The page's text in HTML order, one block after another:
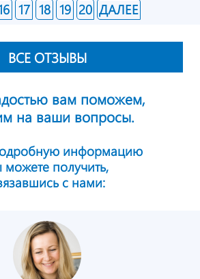
17 18 19 20 ДАЛЕЕ
ВСЕ ОТЗЫВЫ
вам поможем,
на ваши вопросы.
информацию
можете получить,
с нами: